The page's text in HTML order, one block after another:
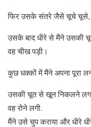
फिर उसके संतरे जैसे चूचे चूसे,
उसके बाद धीरे से मैंने उसकी
वह चीख पड़ी।
कुछ धक्कों में मैंने अपना पूरा
उसकी चूत से खून निकलने
वह रोने लगी.
मैंने उसे चुप कराया और धीरे